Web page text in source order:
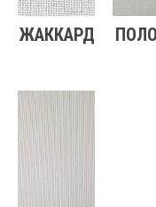
ЖАККАРД